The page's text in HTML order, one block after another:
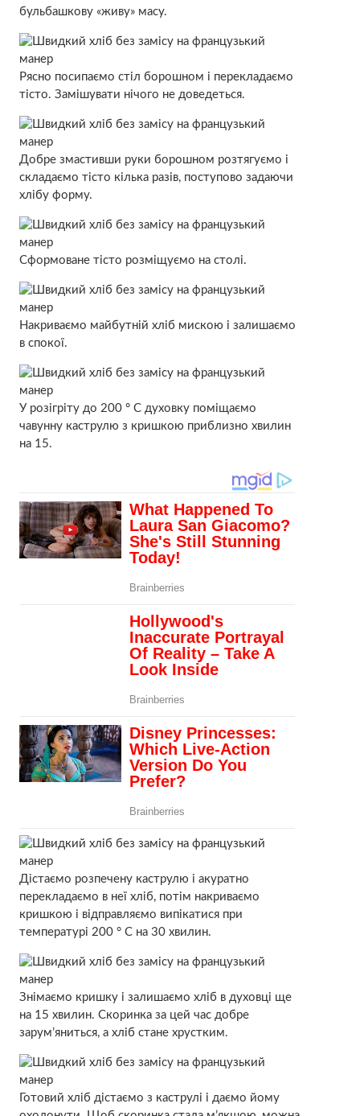
бульбашкову «живу» масу.
Рясно посипаємо стіл борошном і перекладаємо
тісто. Замішувати нічого не доведеться.
Добре змастивши руки борошном розтягуємо і
складаємо тісто кілька разів, поступово задаючи
хлібу форму.
Сформоване тісто розміщуємо на столі.
Накриваємо майбутній хліб мискою і залишаємо
в спокої.
У розігріту до 200 ° С духовку поміщаємо
чавунну каструлю з кришкою приблизно хвилин
на 15.
Дістаємо розпечену каструлю і акуратно
перекладаємо в неї хліб, потім накриваємо
кришкою і відправляємо випікатися при
температурі 200 ° С на 30 хвилин.
Знімаємо кришку і залишаємо хліб в духовці ще
на 15 хвилин. Скоринка за цей час добре
зарум’яниться, а хліб стане хрустким.
Готовий хліб дістаємо з каструлі і даємо йому